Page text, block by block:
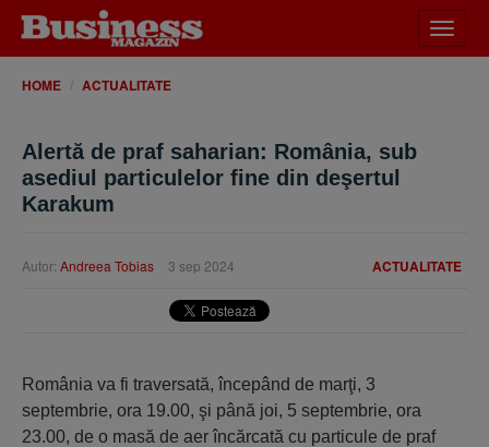
meniu
HOME ACTUALITATE
Alertă de praf saharian: România, sub
asediul particulelor fine din deşertul
Karakum
ACTUALITATE
Autor: Andreea Tobias 3 sep 2024
România va fi traversată, începând de marţi, 3
septembrie, ora 19.00, şi până joi, 5 septembrie, ora
23.00, de o masă de aer încărcată cu particule de praf